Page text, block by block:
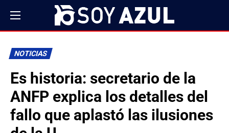
NOTICIAS
Es historia: secretario de la
ANFP explica los detalles del
fallo que aplastó las ilusiones